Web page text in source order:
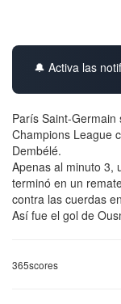
🔔 Activa las
París Saint-Germain
Champions League
Dembélé.
Apenas al minuto 3,
terminó en un
contra las cuerdas
Así fue el gol de
365scores